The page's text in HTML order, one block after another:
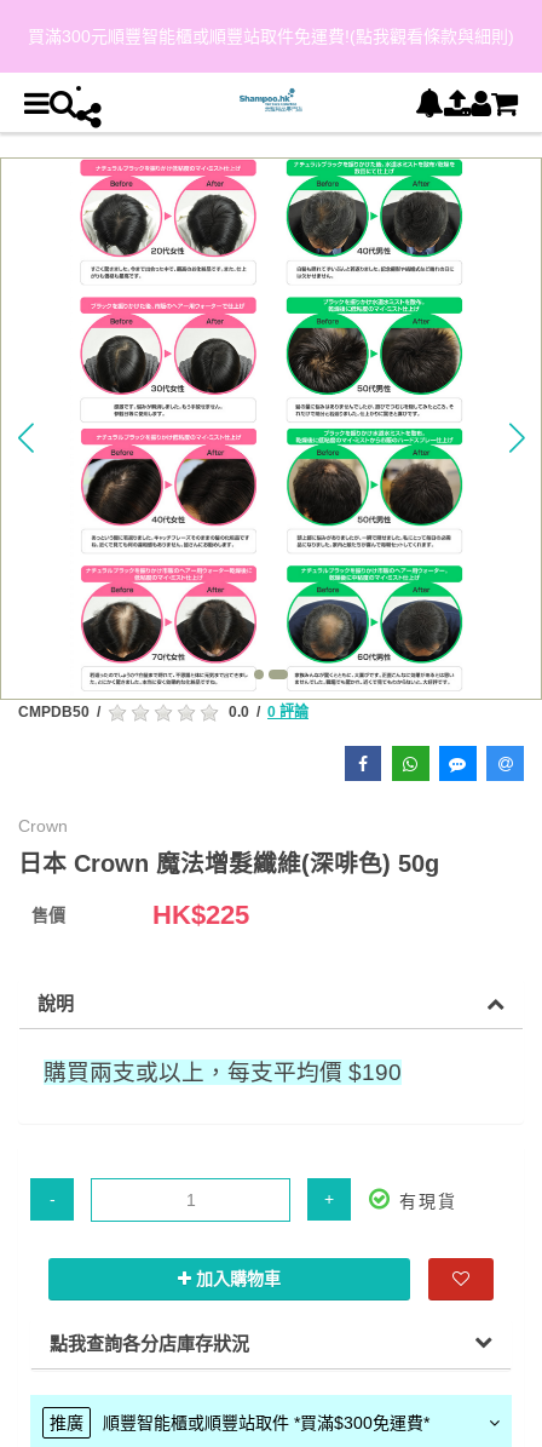
買滿300元順豐智能櫃或順豐站取件免運費!(點我觀看條款與細則)
CMPDB50 / 0.0 / 0 評論
Crown
日本 Crown 魔法增髮纖維(深啡色) 50g
售價 HK$225
說明
購買兩支或以上，每支平均價 $190
- + 有現貨
加入購物車
點我查詢各分店庫存狀況
推廣 順豐智能櫃或順豐站取件 *買滿$300免運費*